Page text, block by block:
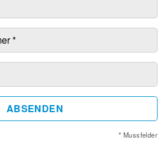
ABSENDEN
* Mussfelder